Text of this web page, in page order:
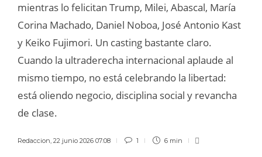
mientras lo felicitan Trump, Milei, Abascal, María
Corina Machado, Daniel Noboa, José Antonio Kast
y Keiko Fujimori. Un casting bastante claro.
Cuando la ultraderecha internacional aplaude al
mismo tiempo, no está celebrando la libertad:
está oliendo negocio, disciplina social y revancha
de clase.
Redaccion, 22 junio 2026 07:08 1 6 min